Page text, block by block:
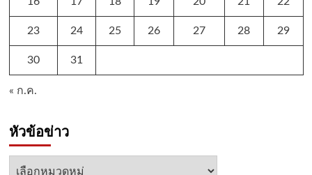
23 24 25 26 27 28 29
30 31
« ก.ค.
หัวข้อข่าว
หัวข้อ